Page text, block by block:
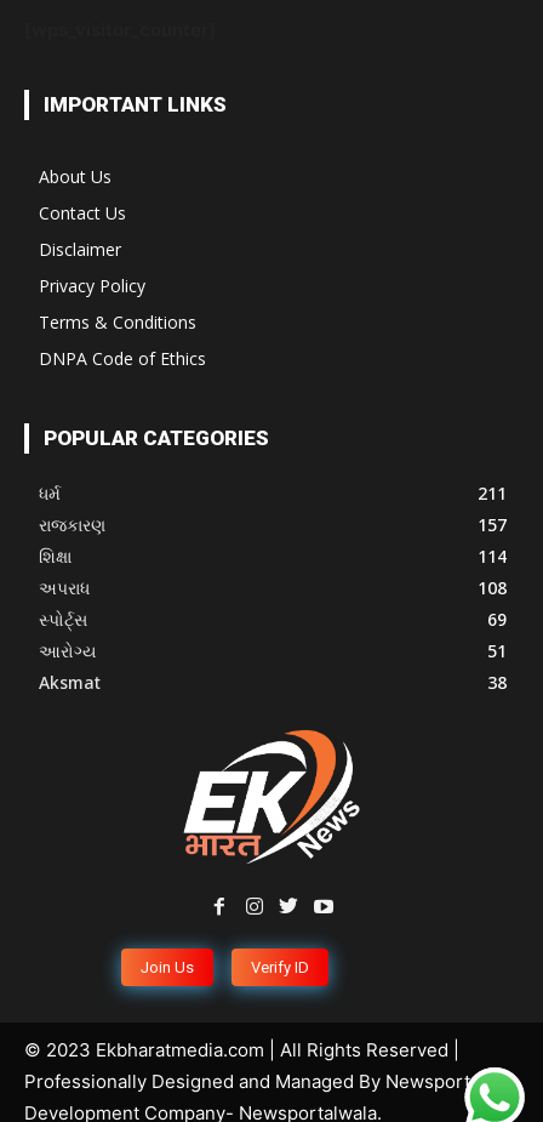
IMPORTANT LINKS
About Us
Contact Us
Disclaimer
Privacy Policy
Terms & Conditions
DNPA Code of Ethics
POPULAR CATEGORIES
ધર્મ
211
રાજકારણ
157
શિક્ષા
114
અપરાધ
108
સ્પોર્ટ્સ
69
આરોગ્ય
51
Aksmat
38
Join Us Verify ID
© 2023 Ekbharatmedia.com | All Rights Reserved |
Professionally Designed and Managed By Newsportal
Development Company- Newsportalwala.